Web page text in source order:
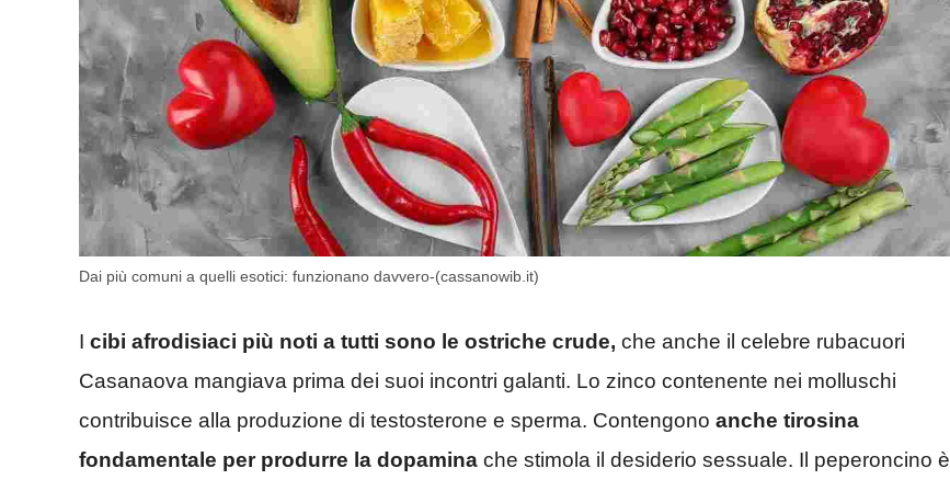
Dai più comuni a quelli esotici: funzionano davvero-(cassanowib.it)
I cibi afrodisiaci più noti a tutti sono le ostriche crude, che anche il celebre rubacuori
Casanaova mangiava prima dei suoi incontri galanti. Lo zinco contenente nei molluschi
contribuisce alla produzione di testosterone e sperma. Contengono anche tirosina
fondamentale per produrre la dopamina che stimola il desiderio sessuale. Il peperoncino è